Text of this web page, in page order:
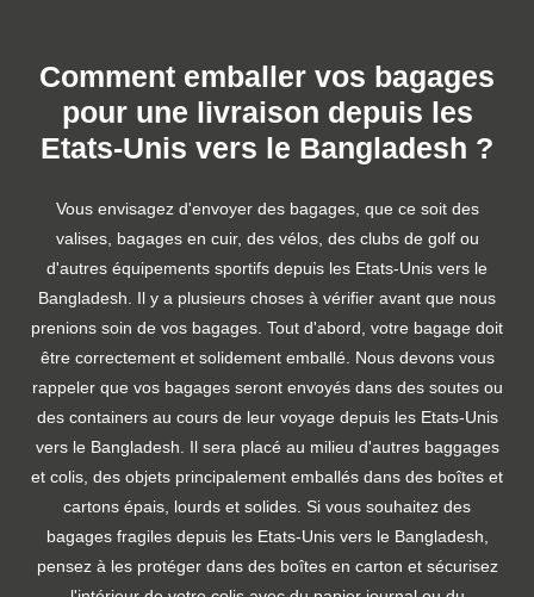
Comment emballer vos bagages
pour une livraison depuis les
Etats-Unis vers le Bangladesh ?
Vous envisagez d'envoyer des bagages, que ce soit des
valises, bagages en cuir, des vélos, des clubs de golf ou
d'autres équipements sportifs depuis les Etats-Unis vers le
Bangladesh. Il y a plusieurs choses à vérifier avant que nous
prenions soin de vos bagages. Tout d'abord, votre bagage doit
être correctement et solidement emballé. Nous devons vous
rappeler que vos bagages seront envoyés dans des soutes ou
des containers au cours de leur voyage depuis les Etats-Unis
vers le Bangladesh. Il sera placé au milieu d'autres baggages
et colis, des objets principalement emballés dans des boîtes et
cartons épais, lourds et solides. Si vous souhaitez des
bagages fragiles depuis les Etats-Unis vers le Bangladesh,
pensez à les protéger dans des boîtes en carton et sécurisez